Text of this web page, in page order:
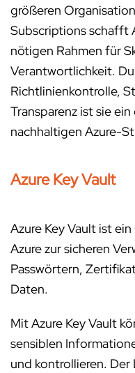
größeren
Subscriptions schafft
nötigen Rahmen für
Verantwortlichkeit.
Richtlinienkontrolle,
Transparenz ist sie
nachhaltigen Azure-
Azure Key Vault
Azure Key Vault ist
Azure zur sicheren
Passwörtern,
Daten.
Mit Azure Key Vault
sensiblen
und kontrollieren.